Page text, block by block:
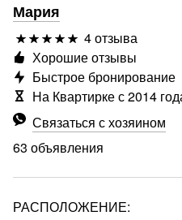
Мария
4 отзыва
Связаться с хозяином
63 объявления
Хорошие отзывы
Быстрое бронирование
На Квартирке с 2014
РАСПОЛОЖЕНИЕ: